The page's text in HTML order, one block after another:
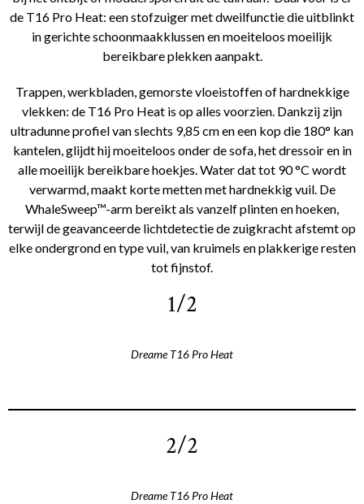
de T16 Pro Heat: een stofzuiger met dweilfunctie die uitblinkt
in gerichte schoonmaakklussen en moeiteloos moeilijk
bereikbare plekken aanpakt.
Trappen, werkbladen, gemorste vloeistoffen of hardnekkige
vlekken: de T16 Pro Heat is op alles voorzien. Dankzij zijn
ultradunne profiel van slechts 9,85 cm en een kop die 180° kan
kantelen, glijdt hij moeiteloos onder de sofa, het dressoir en in
alle moeilijk bereikbare hoekjes. Water dat tot 90 °C wordt
verwarmd, maakt korte metten met hardnekkig vuil. De
WhaleSweep™-arm bereikt als vanzelf plinten en hoeken,
terwijl de geavanceerde lichtdetectie de zuigkracht afstemt op
elke ondergrond en type vuil, van kruimels en plakkerige resten
tot fijnstof.
1/2
Dreame T16 Pro Heat
2/2
Dreame T16 Pro Heat